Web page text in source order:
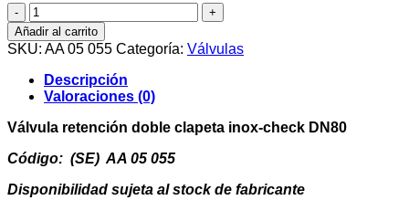
Válvula
retención
doble
clapeta
inox-
check
DN80
cantidad
Añadir al carrito
SKU: AA 05 055 Categoría: Válvulas
Descripción
Valoraciones (0)
Válvula retención doble clapeta inox-check DN80
Código: (SE) AA 05 055
Disponibilidad sujeta al stock de fabricante